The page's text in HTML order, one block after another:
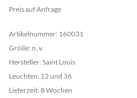
Preis auf Anfrage
Artikelnummer: 160031
Größe: n. v.
Hersteller: Saint Louis
Leuchten: 12 und 36
Lieferzeit: 8 Wochen